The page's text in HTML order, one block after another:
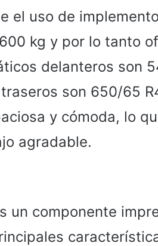
el uso de
kg y por lo tanto
delanteros son
son 650/65
y cómoda, lo
agradable.
un componente